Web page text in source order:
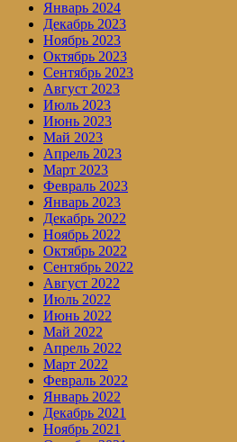
Январь 2024
Декабрь 2023
Ноябрь 2023
Октябрь 2023
Сентябрь 2023
Август 2023
Июль 2023
Июнь 2023
Май 2023
Апрель 2023
Март 2023
Февраль 2023
Январь 2023
Декабрь 2022
Ноябрь 2022
Октябрь 2022
Сентябрь 2022
Август 2022
Июль 2022
Июнь 2022
Май 2022
Апрель 2022
Март 2022
Февраль 2022
Январь 2022
Декабрь 2021
Ноябрь 2021